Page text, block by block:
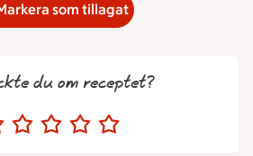
som tillagat
du om receptet?